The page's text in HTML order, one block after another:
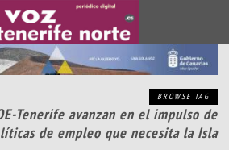
BROWSE TAG
Tenerife avanzan en el impulso de
de empleo que necesita la Isla